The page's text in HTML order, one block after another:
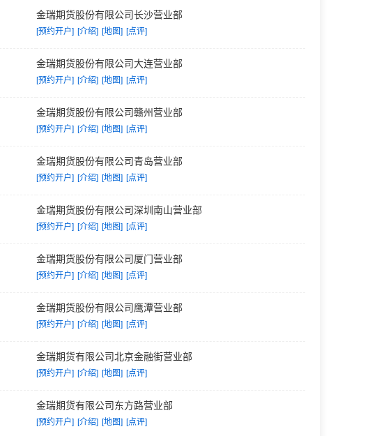
金瑞期货股份有限公司长沙营业部
[预约开户] [介绍] [地图] [点评]
金瑞期货股份有限公司大连营业部
[预约开户] [介绍] [地图] [点评]
金瑞期货股份有限公司赣州营业部
[预约开户] [介绍] [地图] [点评]
金瑞期货股份有限公司青岛营业部
[预约开户] [介绍] [地图] [点评]
金瑞期货股份有限公司深圳南山营业部
[预约开户] [介绍] [地图] [点评]
金瑞期货股份有限公司厦门营业部
[预约开户] [介绍] [地图] [点评]
金瑞期货股份有限公司鹰潭营业部
[预约开户] [介绍] [地图] [点评]
金瑞期货有限公司北京金融街营业部
[预约开户] [介绍] [地图] [点评]
金瑞期货有限公司东方路营业部
[预约开户] [介绍] [地图] [点评]